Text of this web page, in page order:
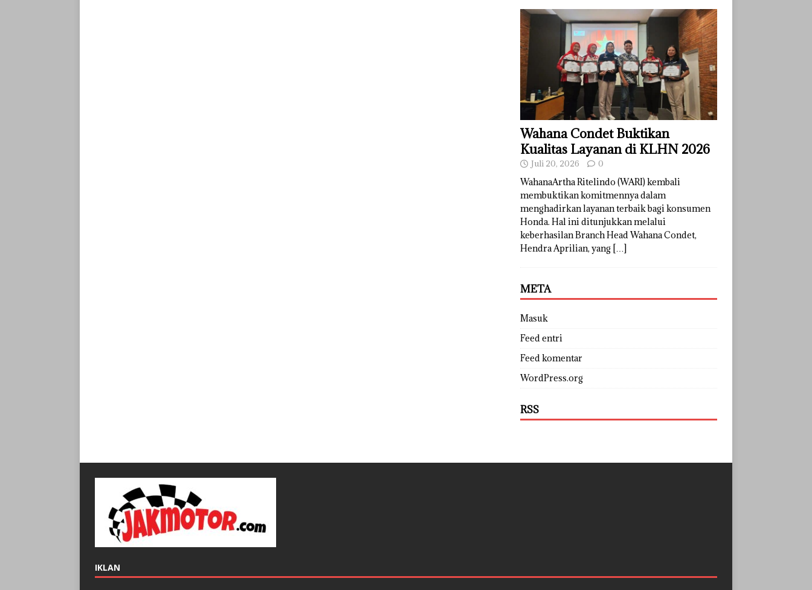
Wahana Condet Buktikan
Kualitas Layanan di KLHN 2026
Juli 20, 2026 0
WahanaArtha Ritelindo (WARI) kembali
membuktikan komitmennya dalam
menghadirkan layanan terbaik bagi konsumen
Honda. Hal ini ditunjukkan melalui
keberhasilan Branch Head Wahana Condet,
Hendra Aprilian, yang […]
META
Masuk
Feed entri
Feed komentar
WordPress.org
RSS
IKLAN